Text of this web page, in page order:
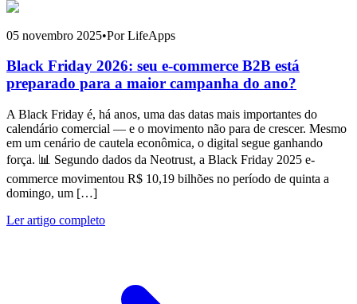
05 novembro 2025•Por LifeApps
Black Friday 2026: seu e-commerce B2B está
preparado para a maior campanha do ano?
A Black Friday é, há anos, uma das datas mais importantes do
calendário comercial — e o movimento não para de crescer. Mesmo
em um cenário de cautela econômica, o digital segue ganhando
força. 📊 Segundo dados da Neotrust, a Black Friday 2025 e-
commerce movimentou R$ 10,19 bilhões no período de quinta a
domingo, um […]
Ler artigo completo